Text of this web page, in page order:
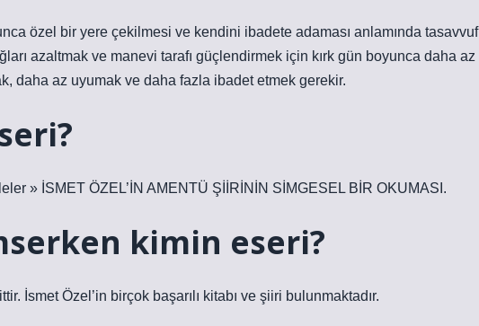
özel bir yere çekilmesi ve kendini ibadete adaması anlamında tasavvuf
azaltmak ve manevi tarafı güçlendirmek için kırk gün boyunca daha az
daha az uyumak ve daha fazla ibadet etmek gerekir.
» İSMET ÖZEL’İN AMENTÜ ŞİİRİNİN SİMGESEL BİR OKUMASI.
kimin eseri?
İsmet Özel’in birçok başarılı kitabı ve şiiri bulunmaktadır.